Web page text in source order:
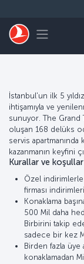
Toggle
İstanbul'un ilk 5
ihtişamıyla ve
sunuyor. The Grand
oluşan 168 delüks
servis
kazanmanın keyfini
Kurallar ve koşullar
Özel indirimlerle
firması
Konaklama
500 Mil daha
Birbirini takip
sadece bir kez
Birden fazla üye
konaklamadan